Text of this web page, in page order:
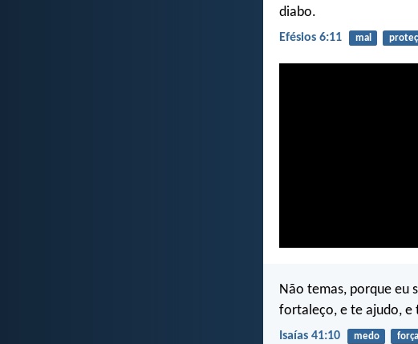
diabo.
Efésios 6:11 mal
Não temas, porque eu
fortaleço, e te ajudo, e
Isaías 41:10 medo força